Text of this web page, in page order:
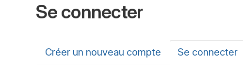
Se connecter
Onglets principaux
Créer un nouveau compte Se connecter